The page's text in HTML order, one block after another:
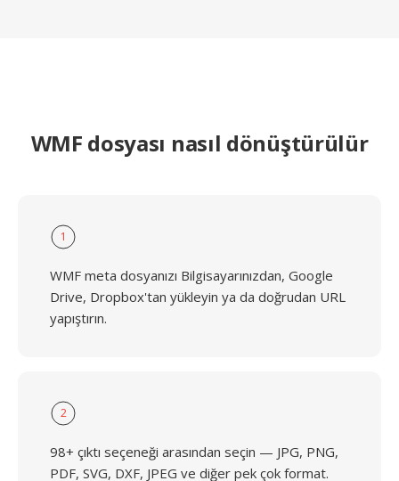
WMF dosyası nasıl dönüştürülür
1
WMF meta dosyanızı Bilgisayarınızdan, Google
Drive, Dropbox'tan yükleyin ya da doğrudan URL
yapıştırın.
2
98+ çıktı seçeneği arasından seçin — JPG, PNG,
PDF, SVG, DXF, JPEG ve diğer pek çok format.